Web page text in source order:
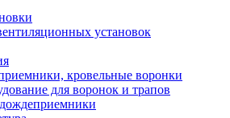
установок
кровельные воронки
для воронок и трапов